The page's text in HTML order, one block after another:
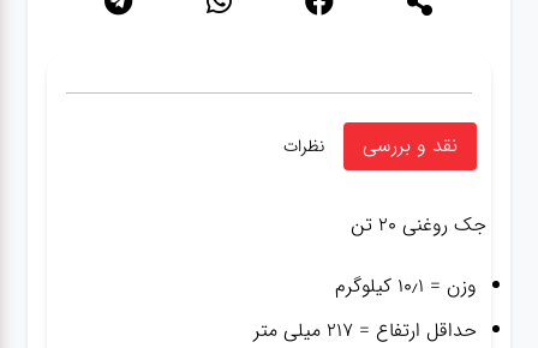
نقد و بررسی نظرات
جک روغنی ۲۰ تن
وزن = ۱۰٫۱ کیلوگرم
حداقل ارتفاع = ۲۱۷ میلی متر